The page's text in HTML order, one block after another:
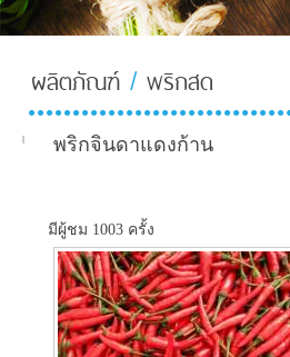
About-
Us-TH
ผลิตภัณฑ์ / พริกสด
พริกจินดาแดงก้าน
มีผู้ชม 1003 ครั้ง